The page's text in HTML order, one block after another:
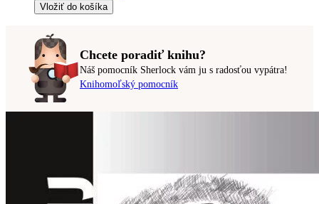
Vložiť do košíka
Chcete poradiť knihu?
Náš pomocník Sherlock vám ju s radosťou vypátra!
Knihomoľský pomocník